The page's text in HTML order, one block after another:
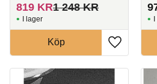
819 KR1 248KR
Lägg till i
I lager
Köp